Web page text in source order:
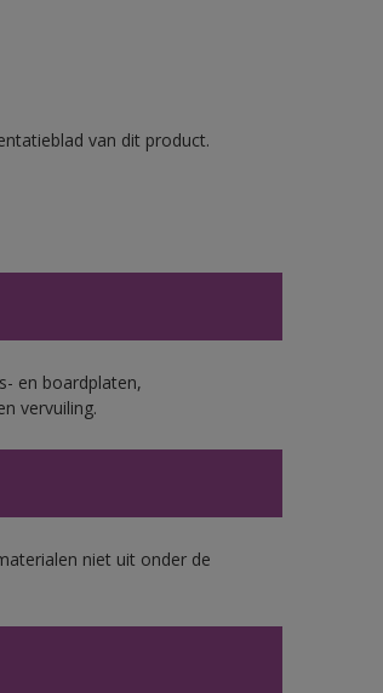
van dit product.
en boardplaten,
vervuiling.
niet uit onder de